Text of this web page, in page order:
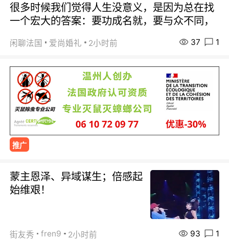
很多时候我们觉得人生没意义，是因为总在找
一个宏大的答案：要功成名就，要与众不同，
闲聊法国 爱尚婚礼 2小时前 37 1
推广
蒙主恩泽、异域谋生；倍感起
始维艰！
街友秀 fren9 2小时前 93 1